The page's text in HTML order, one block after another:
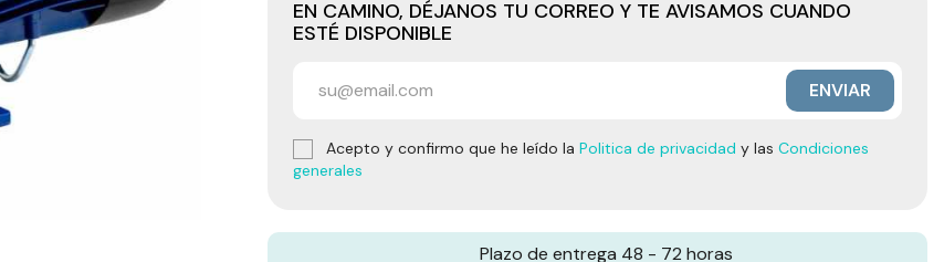
EN CAMINO, DÉJANOS TU CORREO Y TE AVISAMOS CUANDO
ESTÉ DISPONIBLE
ENVIAR
Acepto y confirmo que he leído la Politica de privacidad y las Condiciones
generales
Plazo de entrega 48 - 72 horas